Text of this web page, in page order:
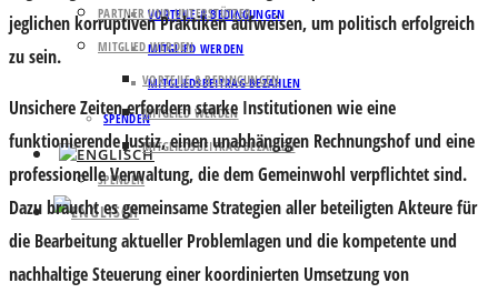
VORTEILE & BEDINGUNGEN
MITGLIED WERDEN
MITGLIEDSBEITRAG BEZAHLEN
SPENDEN
PARTNER UND UNTERSTÜTZER
MITGLIED WERDEN
VORTEILE & BEDINGUNGEN
MITGLIED WERDEN
MITGLIEDSBEITRAG BEZAHLEN
SPENDEN
jeglichen korruptiven Praktiken aufweisen, um politisch erfolgreich
zu sein.
Unsichere Zeiten erfordern starke Institutionen wie eine
funktionierende Justiz, einen unabhängigen Rechnungshof und eine
professionelle Verwaltung, die dem Gemeinwohl verpflichtet sind.
Dazu braucht es gemeinsame Strategien aller beteiligten Akteure für
die Bearbeitung aktueller Problemlagen und die kompetente und
nachhaltige Steuerung einer koordinierten Umsetzung von